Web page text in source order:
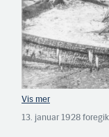
13. januar 1928